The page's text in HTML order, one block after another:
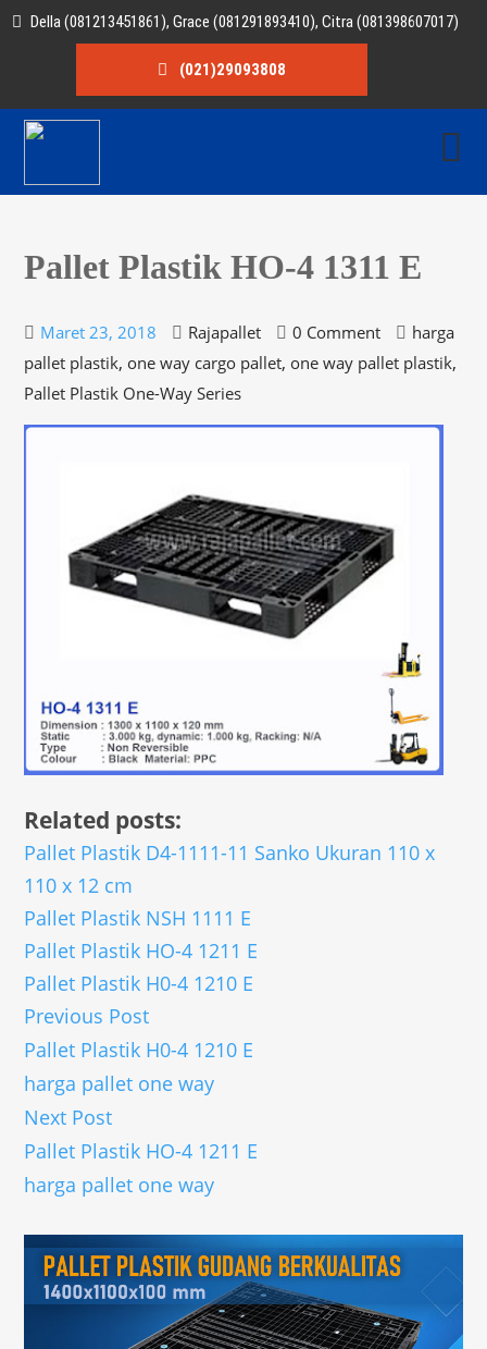
Della (081213451861), Grace (081291893410), Citra (081398607017)
(021)29093808
Pallet Plastik HO-4 1311 E
Maret 23, 2018 Rajapallet 0 Comment
harga
pallet plastik, one way cargo pallet, one way pallet plastik,
Pallet Plastik One-Way Series
Related posts:
Pallet Plastik D4-1111-11 Sanko Ukuran 110 x
110 x 12 cm
Pallet Plastik NSH 1111 E
Pallet Plastik HO-4 1211 E
Pallet Plastik H0-4 1210 E
Previous Post
Pallet Plastik H0-4 1210 E
harga pallet one way
Next Post
Pallet Plastik HO-4 1211 E
harga pallet one way